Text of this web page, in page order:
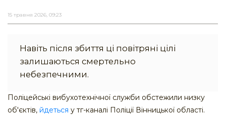
15 травня 2026, 09:23
Навіть після збиття ці повітряні цілі
залишаються смертельно
небезпечними.
Поліцейські вибухотехнічної служби обстежили низку
об'єктів, йдеться у тг-каналі Поліції Вінницької області.